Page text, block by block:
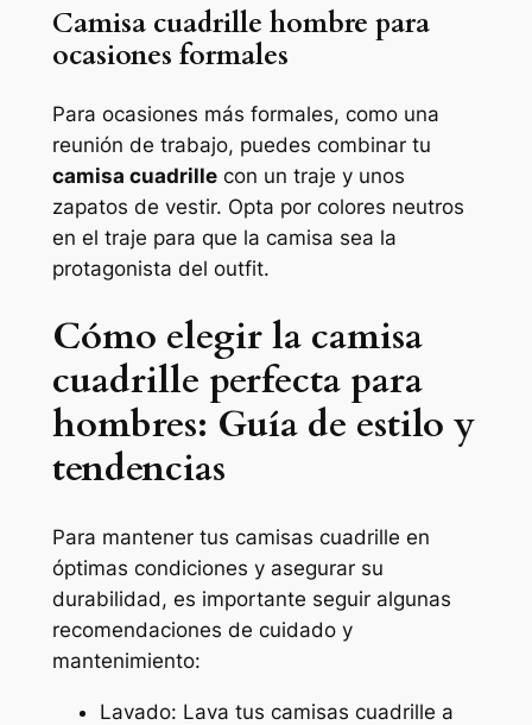
Camisa cuadrille hombre para
ocasiones formales
Para ocasiones más formales, como una
reunión de trabajo, puedes combinar tu
camisa cuadrillecon un traje y unos
zapatos de vestir. Opta por colores neutros
en el traje para que la camisa sea la
protagonista del outfit.
Cómo elegir la camisa
cuadrille perfecta para
hombres: Guía de estilo y
tendencias
Para mantener tus camisas cuadrille en
óptimas condiciones y asegurar su
durabilidad, es importante seguir algunas
recomendaciones de cuidado y
mantenimiento:
Lavado: Lava tus camisas cuadrille a